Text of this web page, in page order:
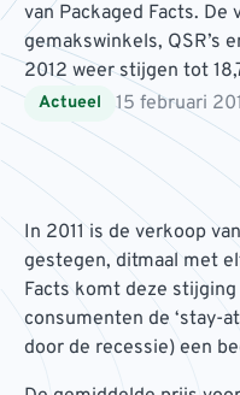
van Packaged Facts.
gemakswinkels, QSR’s
2012 weer stijgen tot
Actueel 15 februari
In 2011 is de verkoop
gestegen, ditmaal met
Facts komt deze
consumenten de ‘stay-
door de recessie) een